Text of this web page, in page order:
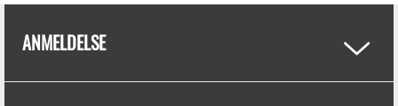
ANMELDELSE